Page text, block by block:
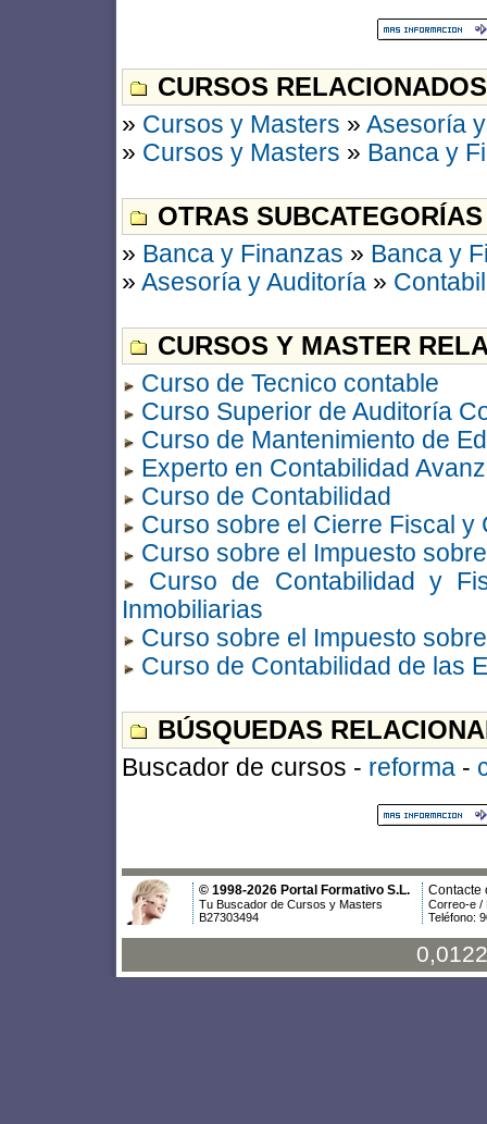
CURSOS
» Cursos y Masters » Asesoría
» Cursos y Masters » Banca y
OTRAS
» Banca y Finanzas » Banca y
» Asesoría y Auditoría »
CURSOS Y MASTER
Curso de Tecnico contable
Curso Superior de Auditoría
Curso de Mantenimiento de
Experto en Contabilidad
Curso de Contabilidad
Curso sobre el Cierre Fiscal y
Curso sobre el Impuesto
Curso de Contabilidad y
Inmobiliarias
Curso sobre el Impuesto
Curso de Contabilidad de las
BÚSQUEDAS
Buscador de cursos - reforma -
© 1998-2026 Portal Formativo S.L.
Tu Buscador de Cursos y Masters
B27303494
Contacte
Correo-e /
Teléfono: